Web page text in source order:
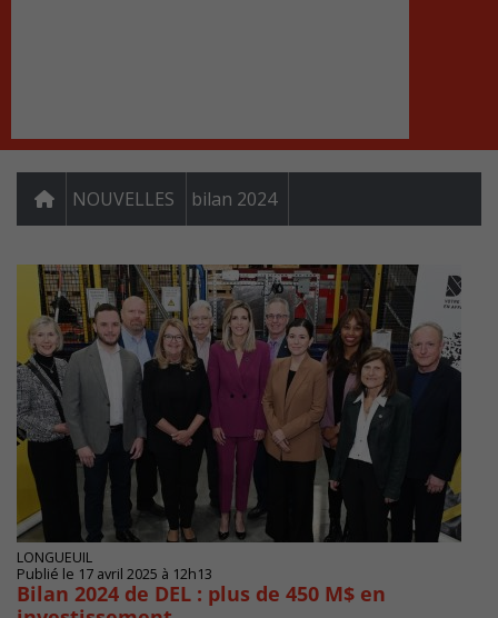
NOUVELLES bilan 2024
LONGUEUIL
Publié le 17 avril 2025 à 12h13
Bilan 2024 de DEL : plus de 450 M$ en